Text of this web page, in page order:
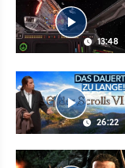
13:48
26:22